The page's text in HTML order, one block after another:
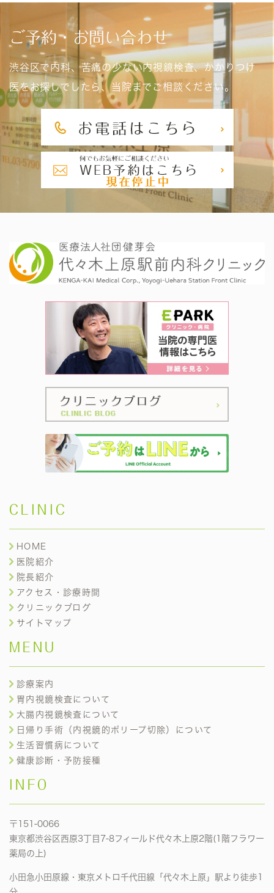
ご予約・お問い合わせ
渋谷区で内科、苦痛の少ない内視鏡検査、かかりつけ
医をお探しでしたら、当院までご相談ください。
CLINIC
HOME
医院紹介
院長紹介
アクセス・診療時間
クリニックブログ
サイトマップ
MENU
診療案内
胃内視鏡検査について
大腸内視鏡検査について
日帰り手術（内視鏡的ポリープ切除）について
生活習慣病について
健康診断・予防接種
INFO
〒151-0066
東京都渋谷区西原3丁目7-8フィールド代々木上原2階(1階フラワー
薬局の上)
小田急小田原線・東京メトロ千代田線「代々木上原」駅より徒歩1